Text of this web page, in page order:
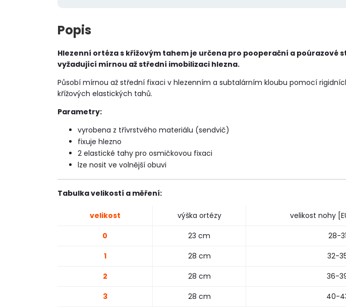
Popis
Hlezenní ortéza s křížovým tahem je určena pro pooperační a poúrazové
vyžadující mírnou až střední imobilizaci hlezna.
Působí mírnou až střední fixaci v hlezenním a subtalárním kloubu pomocí
křížových elastických tahů.
Parametry:
vyrobena z třívrstvého materiálu (sendvič)
fixuje hlezno
2 elastické tahy pro osmičkovou fixaci
lze nosit ve volnější obuvi
Tabulka velikostí a měření:
velikost výška ortézy
velikost nohy
0
23 cm
28-31
1
28 cm
32-
2
28 cm
36-
3
28 cm
40-